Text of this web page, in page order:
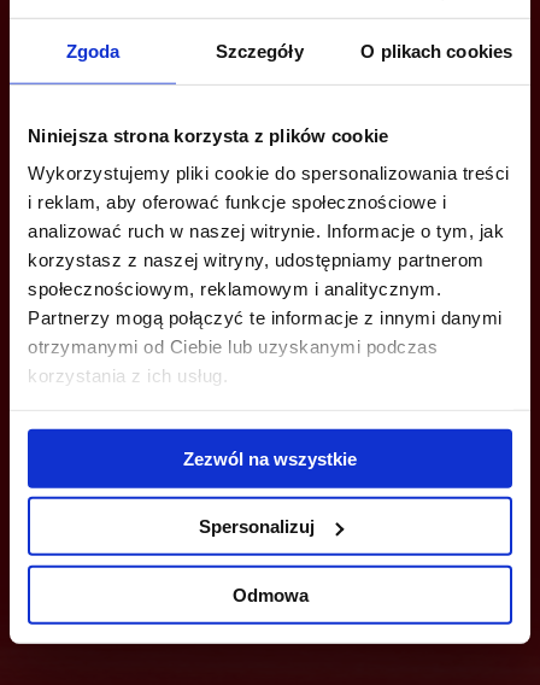
Zgoda Szczegóły O plikach cookies
Niniejsza strona korzysta z plików cookie
Wykorzystujemy pliki cookie do spersonalizowania treści
i reklam, aby oferować funkcje społecznościowe i
analizować ruch w naszej witrynie. Informacje o tym, jak
korzystasz z naszej witryny, udostępniamy partnerom
społecznościowym, reklamowym i analitycznym.
Partnerzy mogą połączyć te informacje z innymi danymi
otrzymanymi od Ciebie lub uzyskanymi podczas
korzystania z ich usług.
Zezwól na wszystkie
Spersonalizuj
Odmowa
CALL US AND FIND OUT MORE
+48 22 167 04 00
info@officefinder.pl
YOU CAN LEAVE YOUR PHONE NUMBER AND WE WILL CONTACT
YOU
Send